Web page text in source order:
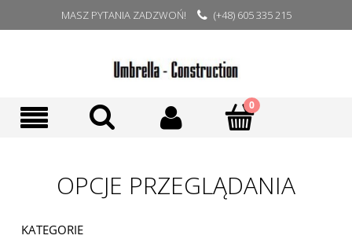
MASZ PYTANIA ZADZWOŃ! (+48) 605 335 215
OPCJE PRZEGLĄDANIA
KATEGORIE